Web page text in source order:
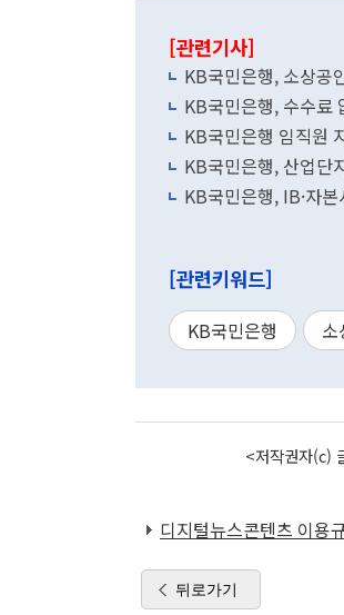
[관련기사]
KB국민은행, 소상공
KB국민은행, 수수료
KB국민은행 임직원
KB국민은행, 산업단
KB국민은행, IB·자
[관련키워드]
KB국민은행 소
<저작권자(c)
디지털뉴스콘텐츠 이용
뒤로가기